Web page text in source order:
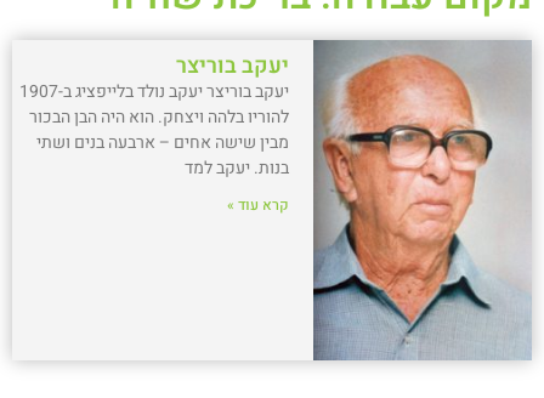
יעקב בוריצר
יעקב בוריצר יעקב נולד בלייפציג ב-1907
להוריו בלהה ויצחק. הוא היה הבן הבכור
מבין שישה אחים – ארבעה בנים ושתי
בנות. יעקב למד
קרא עוד »